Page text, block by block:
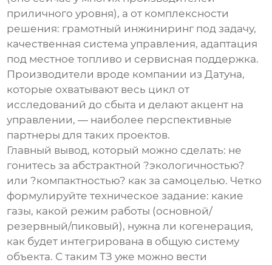
приличного уровня), а от комплексности
решения: грамотный инжиниринг под задачу,
качественная система управления, адаптация
под местное топливо и сервисная поддержка.
Производители вроде компании из Датуна,
которые охватывают весь цикл от
исследований до сбыта и делают акцент на
управлении, — наиболее перспективные
партнеры для таких проектов.
Главный вывод, который можно сделать: не
гонитесь за абстрактной ?экологичностью?
или ?компактностью? как за самоцелью. Четко
формулируйте техническое задание: какие
газы, какой режим работы (основной/
резервный/пиковый), нужна ли когенерация,
как будет интегрирована в общую систему
объекта. С таким ТЗ уже можно вести